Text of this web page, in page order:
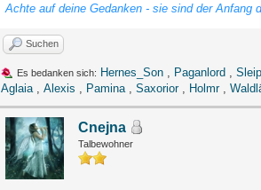
Achte auf deine Gedanken - sie sind der Anfang
Suchen
Es bedanken sich: Hernes_Son Paganlord
Aglaia
Alexis Pamina Saxorior, Holmr,
Cnejna
Talbewohner